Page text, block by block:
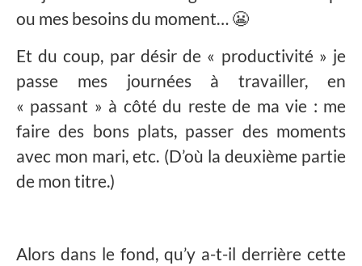
ou mes besoins du moment… 😬
Et du coup, par désir de « productivité » je
passe mes journées à travailler, en
« passant » à côté du reste de ma vie : me
faire des bons plats, passer des moments
avec mon mari, etc. (D’où la deuxième partie
de mon titre.)
Alors dans le fond, qu’y a-t-il derrière cette